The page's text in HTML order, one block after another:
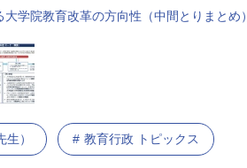
学院教育改革の方向性（中間とりまとめ）
） 教育行政 トピックス